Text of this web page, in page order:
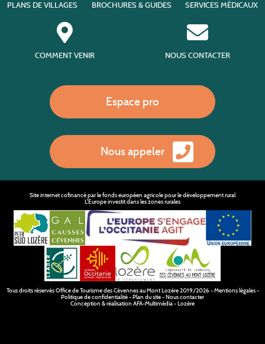
PLANS DE VILLAGES BROCHURES & GUIDES SERVICES MÉDICAUX
COMMENT VENIR NOUS CONTACTER
Espace pro
Nous appeler
Site internet cofinancé par le fonds européen agricole pour le développement rural
L'Europe investit dans les zones rurales
Tous droits réservésOffice de Tourisme des Cévennes au Mont Lozère2019/2026 -Mentions légales-
Politique de confidentialité-Plan du site-Nous contacter
Conception & réalisation AFA-Multimédia-Lozère